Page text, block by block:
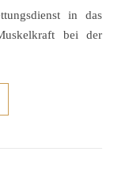
bei der